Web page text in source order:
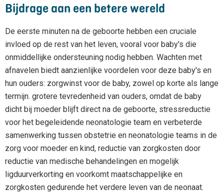
Bijdrage aan een betere wereld
De eerste minuten na de geboorte hebben een cruciale
invloed op de rest van het leven, vooral voor baby's die
onmiddellijke ondersteuning nodig hebben. Wachten met
afnavelen biedt aanzienlijke voordelen voor deze baby's en
hun ouders: zorgwinst voor de baby, zowel op korte als lange
termijn. grotere tevredenheid van ouders, omdat de baby
dicht bij moeder blijft direct na de geboorte, stressreductie
voor het begeleidende neonatologie team en verbeterde
samenwerking tussen obstetrie en neonatologie teams in de
zorg voor moeder en kind, reductie van zorgkosten door
reductie van medische behandelingen en mogelijk
ligduurverkorting en voorkomt maatschappelijke en
zorgkosten gedurende het verdere leven van de neonaat.